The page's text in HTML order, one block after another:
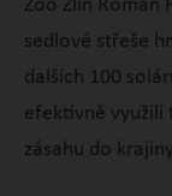
Zoo Zlín Roman
sedlové střeše
dalších 100
efektivně využili
zásahu do